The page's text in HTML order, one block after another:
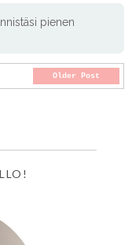
pienen
Older Post